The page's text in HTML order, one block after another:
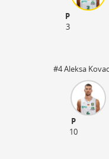
P
3
#4 Aleksa
P
10